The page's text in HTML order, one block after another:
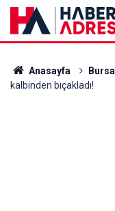
Anasayfa Bursa
kalbinden bıçakladı!